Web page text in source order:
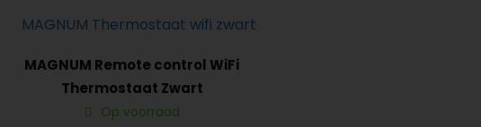
MAGNUM Remote control WiFi
Thermostaat Zwart
Op voorraad